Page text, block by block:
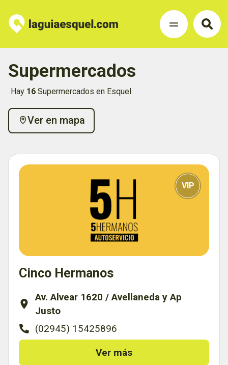
Supermercados
Hay 16 Supermercados en Esquel
Ver en mapa
VIP
Cinco Hermanos
Av. Alvear 1620 / Avellaneda y Ap
Justo
(02945) 15425896
Ver más